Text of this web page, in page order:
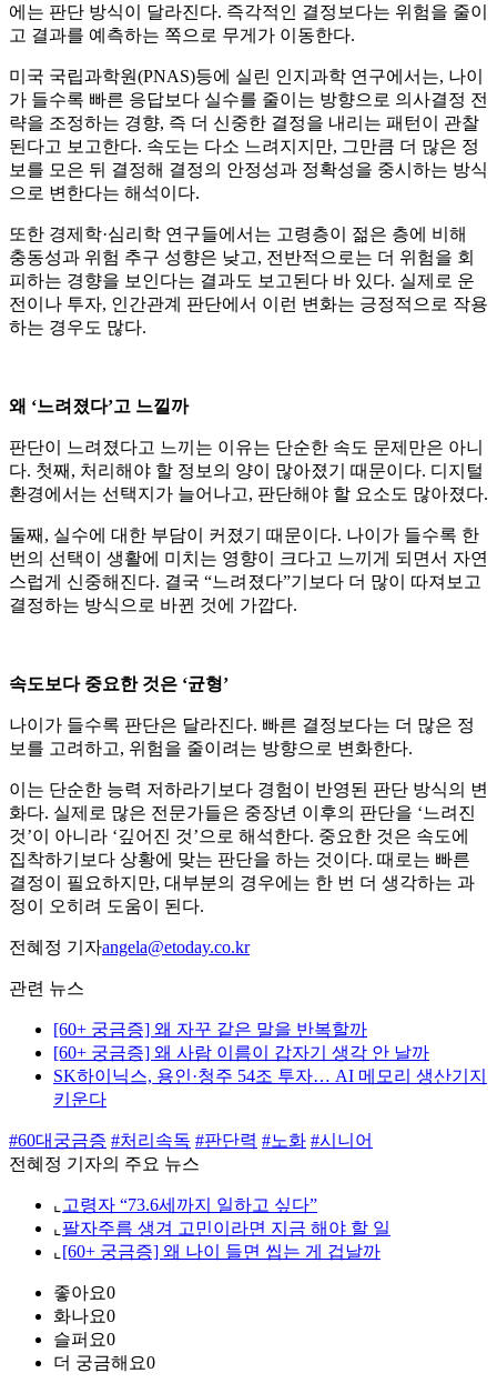
에는 판단 방식이 달라진다. 즉각적인 결정보다는 위험을 줄이
고 결과를 예측하는 쪽으로 무게가 이동한다.
미국 국립과학원(PNAS)등에 실린 인지과학 연구에서는, 나이
가 들수록 빠른 응답보다 실수를 줄이는 방향으로 의사결정 전
략을 조정하는 경향, 즉 더 신중한 결정을 내리는 패턴이 관찰
된다고 보고한다. 속도는 다소 느려지지만, 그만큼 더 많은 정
보를 모은 뒤 결정해 결정의 안정성과 정확성을 중시하는 방식
으로 변한다는 해석이다.
또한 경제학·심리학 연구들에서는 고령층이 젊은 층에 비해
충동성과 위험 추구 성향은 낮고, 전반적으로는 더 위험을 회
피하는 경향을 보인다는 결과도 보고된다 바 있다. 실제로 운
전이나 투자, 인간관계 판단에서 이런 변화는 긍정적으로 작용
하는 경우도 많다.
왜 ‘느려졌다’고 느낄까
판단이 느려졌다고 느끼는 이유는 단순한 속도 문제만은 아니
다. 첫째, 처리해야 할 정보의 양이 많아졌기 때문이다. 디지털
환경에서는 선택지가 늘어나고, 판단해야 할 요소도 많아졌다.
둘째, 실수에 대한 부담이 커졌기 때문이다. 나이가 들수록 한
번의 선택이 생활에 미치는 영향이 크다고 느끼게 되면서 자연
스럽게 신중해진다. 결국 “느려졌다”기보다 더 많이 따져보고
결정하는 방식으로 바뀐 것에 가깝다.
속도보다 중요한 것은 ‘균형’
나이가 들수록 판단은 달라진다. 빠른 결정보다는 더 많은 정
보를 고려하고, 위험을 줄이려는 방향으로 변화한다.
이는 단순한 능력 저하라기보다 경험이 반영된 판단 방식의 변
화다. 실제로 많은 전문가들은 중장년 이후의 판단을 ‘느려진
것’이 아니라 ‘깊어진 것’으로 해석한다. 중요한 것은 속도에
집착하기보다 상황에 맞는 판단을 하는 것이다. 때로는 빠른
결정이 필요하지만, 대부분의 경우에는 한 번 더 생각하는 과
정이 오히려 도움이 된다.
전혜정 기자angela@etoday.co.kr
관련 뉴스
[60+ 궁금증] 왜 자꾸 같은 말을 반복할까
[60+ 궁금증] 왜 사람 이름이 갑자기 생각 안 날까
SK하이닉스, 용인·청주 54조 투자… AI 메모리 생산기지
키운다
#60대궁금증 #처리속독 #판단력 #노화 #시니어
전혜정 기자의 주요 뉴스
⌞ 고령자 “73.6세까지 일하고 싶다”
⌞ 팔자주름 생겨 고민이라면 지금 해야 할 일
⌞ [60+ 궁금증] 왜 나이 들면 씹는 게 겁날까
좋아요0
화나요0
슬퍼요0
더 궁금해요0